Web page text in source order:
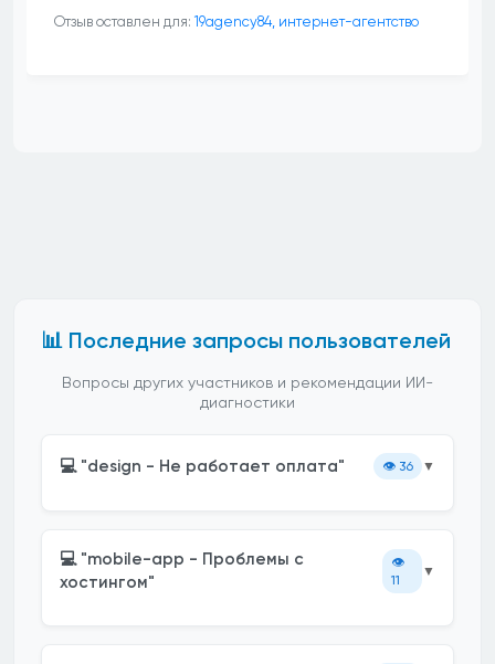
Отзыв оставлен для: 19agency84, интернет-агентство
📊 Последние запросы пользователей
Вопросы других участников и рекомендации ИИ-
диагностики
💻 "design - Не работает оплата" 👁️ 36 ▼
💻 "mobile-app - Проблемы с
хостингом"
👁️
11
▼